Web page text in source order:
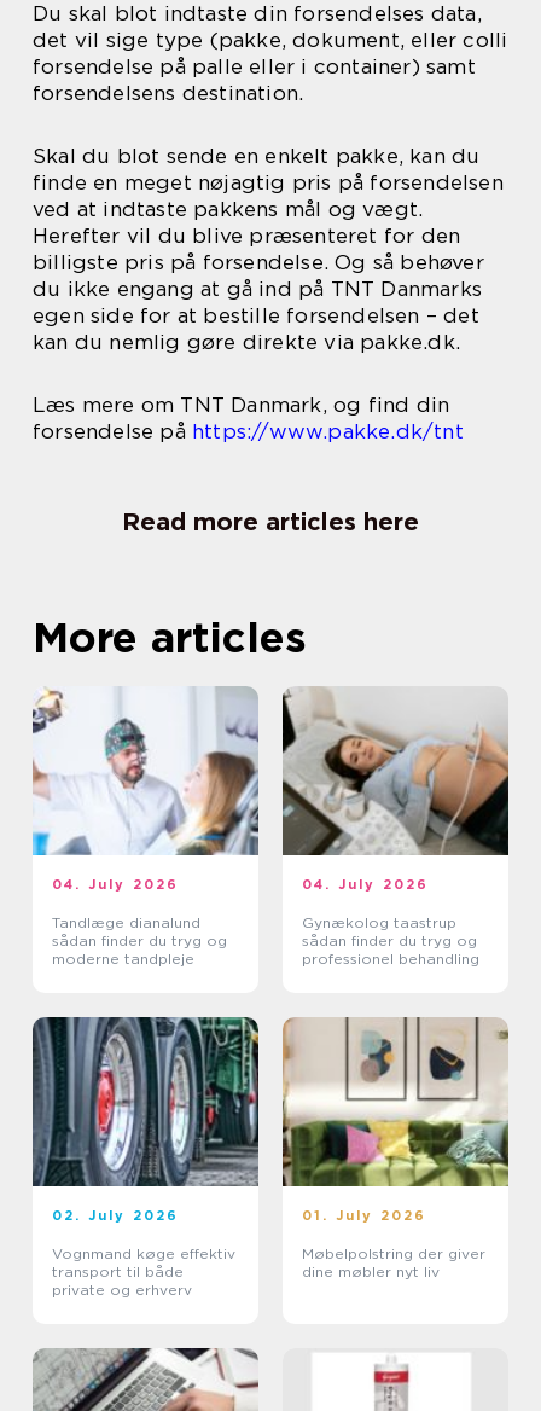
Du skal blot indtaste din forsendelses data,
det vil sige type (pakke, dokument, eller colli
forsendelse på palle eller i container) samt
forsendelsens destination.
Skal du blot sende en enkelt pakke, kan du
finde en meget nøjagtig pris på forsendelsen
ved at indtaste pakkens mål og vægt.
Herefter vil du blive præsenteret for den
billigste pris på forsendelse. Og så behøver
du ikke engang at gå ind på TNT Danmarks
egen side for at bestille forsendelsen – det
kan du nemlig gøre direkte via pakke.dk.
Læs mere om TNT Danmark, og find din
forsendelse på https://www.pakke.dk/tnt
Read more articles here
More articles
04. July 2026
Tandlæge dianalund
sådan finder du tryg og
moderne tandpleje
04. July 2026
Gynækolog taastrup
sådan finder du tryg og
professionel behandling
02. July 2026
Vognmand køge effektiv
transport til både
private og erhverv
01. July 2026
Møbelpolstring der giver
dine møbler nyt liv